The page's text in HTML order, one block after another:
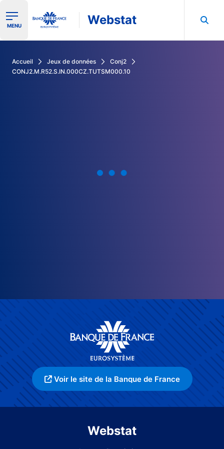
Ouvrir le menu de navigation
MENU Webstat
Accueil Jeux de données
Conj2
CONJ2.M.R52.S.IN.000CZ.TUTSM000.10
Voir le site de la Banque de France
Webstat